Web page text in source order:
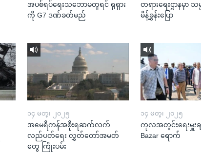
အပစ်ရပ်ရေးသဘောမတူရင် ရုရှား
ကို G7 ဒဏ်ခတ်မည်
တရားရေးဌာနမှာ သ
မိန့်ခွန်းပြော
၁၄ မတ္၊ ၂၀၂၅
အမေရိကန်အစိုးရဆက်လက်
လည်ပတ်ရေး လွှတ်တော်အမတ်
တွေ ကြိုးပမ်း
၁၄ မတ္၊ ၂၀၂၅
ကုလအတွင်းရေးမှူးခ
Bazar ရောက်